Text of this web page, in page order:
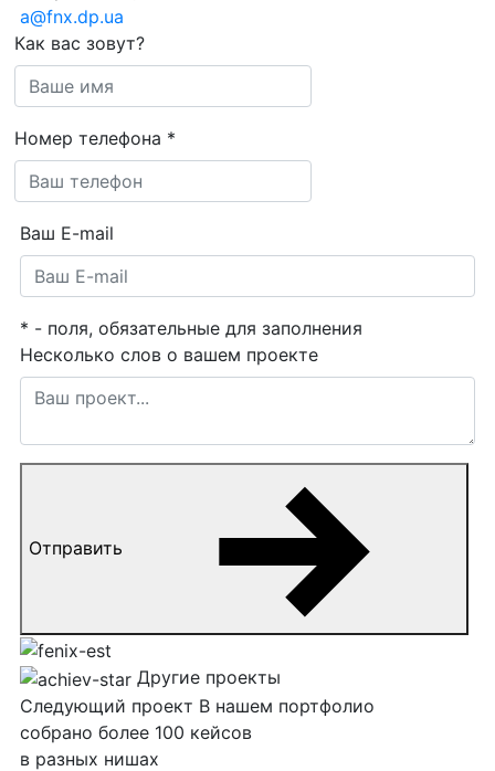
a@fnx.dp.ua
Как вас зовут?
Номер телефона *
Ваш E-mail
* - поля, обязательные для заполнения
Несколько слов о вашем проекте
Отправить
Другие проекты
Следующий проект В нашем портфолио
собрано более 100 кейсов
в разных нишах